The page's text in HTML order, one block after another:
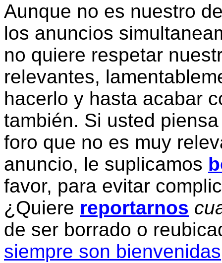
Aunque no es nuestro
los anuncios
no quiere respetar
relevantes,
hacerlo y hasta acabar
también. Si usted
foro que no es muy
anuncio, le suplicamos
favor, para evitar
¿Quiere reportarnos
de ser borrado o
siempre son bienvenidas